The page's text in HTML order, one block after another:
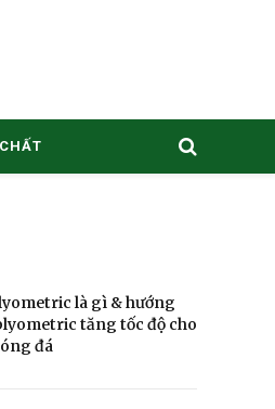
là gì & hướng
tăng tốc độ cho
đá